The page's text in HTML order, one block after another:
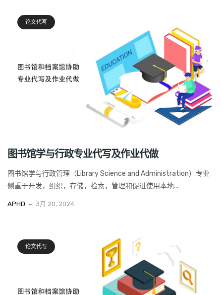
论文代写
图书馆学与行政专业代写及作业代做
图书馆学与行政管理（Library Science and Administration）专业
侧重于开发，组织，存储，检索，管理和促进使用本地...
APHD 3月 20, 2024
论文代写